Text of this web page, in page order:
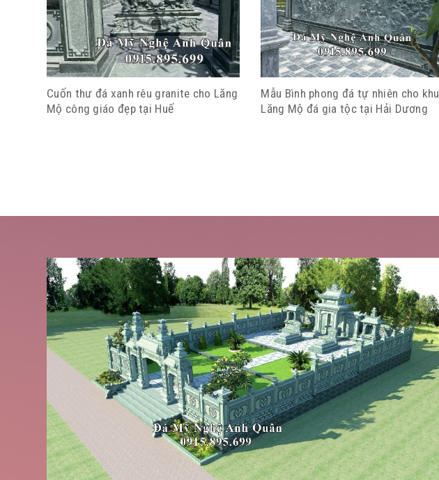
Cuốn thư đá xanh rêu granite cho Lăng
Mộ công giáo đẹp tại Huế
Mẫu Bình phong đá tự nhiên cho khu
Lăng Mộ đá gia tộc tại Hải Dương